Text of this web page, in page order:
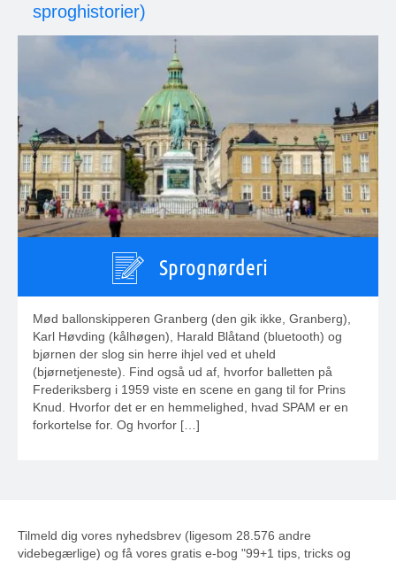
sproghistorier)
Sprognørderi
Mød ballonskipperen Granberg (den gik ikke, Granberg),
Karl Høvding (kålhøgen), Harald Blåtand (bluetooth) og
bjørnen der slog sin herre ihjel ved et uheld
(bjørnetjeneste). Find også ud af, hvorfor balletten på
Frederiksberg i 1959 viste en scene en gang til for Prins
Knud. Hvorfor det er en hemmelighed, hvad SPAM er en
forkortelse for. Og hvorfor […]
Tilmeld dig vores nyhedsbrev (ligesom 28.576 andre
videbegærlige) og få vores gratis e-bog "99+1 tips, tricks og